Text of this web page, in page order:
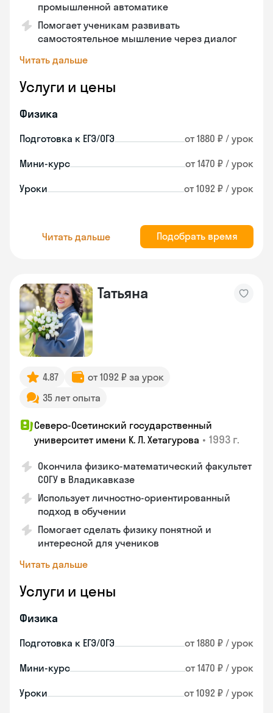
промышленной автоматике
Помогает ученикам развивать
самостоятельное мышление через диалог
Читать дальше
Услуги и цены
Физика
Подготовка к ЕГЭ/ОГЭ от 1880 ₽ / урок
Мини-курс от 1470 ₽ / урок
Уроки от 1092 ₽ / урок
Читать дальше Подобрать время
Татьяна
4.87
от 1092 ₽ за урок
35 лет опыта
Северо-Осетинский государственный
университет имени К. Л. Хетагурова • 1993 г.
Окончила физико-математический факультет
СОГУ в Владикавказе
Использует личностно-ориентированный
подход в обучении
Помогает сделать физику понятной и
интересной для учеников
Читать дальше
Услуги и цены
Физика
Подготовка к ЕГЭ/ОГЭ от 1880 ₽ / урок
Мини-курс от 1470 ₽ / урок
Уроки от 1092 ₽ / урок